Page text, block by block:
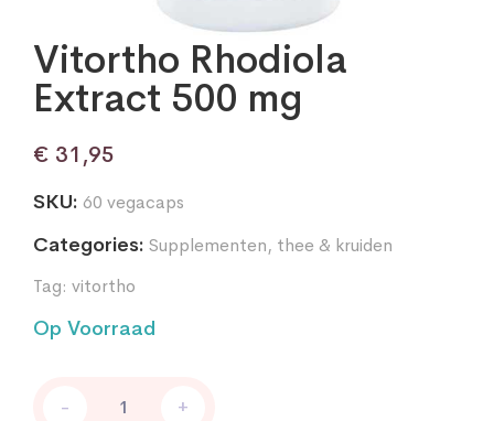
Vitortho Rhodiola
Extract 500 mg
€ 31,95
SKU: 60 vegacaps
Categories: Supplementen, thee & kruiden
Tag: vitortho
Op Voorraad
Rhodiola
- +